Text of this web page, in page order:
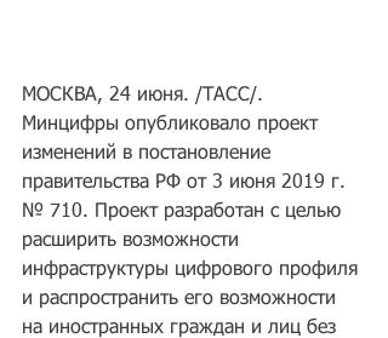
МОСКВА, 24 июня. /ТАСС/.
Минцифры опубликовало проект
изменений в постановление
правительства РФ от 3 июня 2019 г.
№ 710. Проект разработан с целью
расширить возможности
инфраструктуры цифрового профиля
и распространить его возможности
на иностранных граждан и лиц без